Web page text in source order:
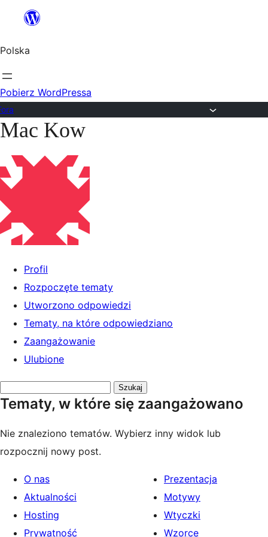
Przejdź
treści
Polska
Pobierz WordPressa
Przejdź
treści
Mac Kow
Profil
Rozpoczęte tematy
Utworzono odpowiedzi
Tematy, na które odpowiedziano
Zaangażowanie
Ulubione
tematy:
Tematy, w które się zaangażowano
Nie znaleziono tematów. Wybierz inny widok lub
rozpocznij nowy post.
O nas
Aktualności
Hosting
Prywatność
Prezentacja
Motywy
Wtyczki
Wzorce